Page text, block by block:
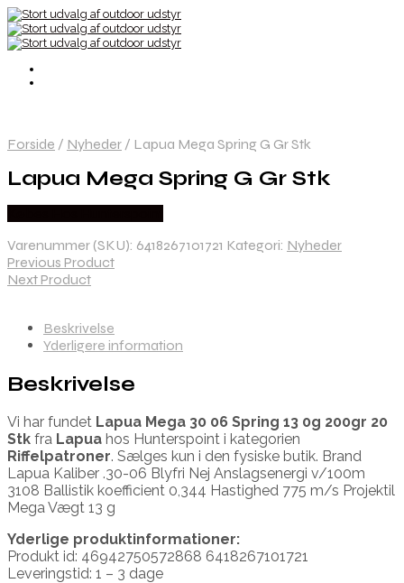
Forside / Nyheder / Lapua Mega Spring G Gr Stk
Lapua Mega Spring G Gr Stk
Varenummer (SKU): 6418267101721 Kategori: Nyheder
Previous Product
Next Product
Beskrivelse
Yderligere information
Beskrivelse
Vi har fundet Lapua Mega 30 06 Spring 13 0g 200gr 20
Stk fra Lapua hos Hunterspoint i kategorien
Riffelpatroner. Sælges kun i den fysiske butik. Brand
Lapua Kaliber .30-06 Blyfri Nej Anslagsenergi v/100m
3108 Ballistik koefficient 0,344 Hastighed 775 m/s Projektil
Mega Vægt 13 g
Yderlige produktinformationer:
Produkt id: 46942750572868 6418267101721
Leveringstid: 1 – 3 dage